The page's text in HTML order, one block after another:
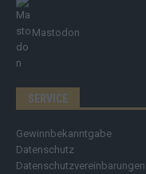
Mastodon
SERVICE
Gewinnbekanntgabe
Datenschutz
Datenschutzvereinbarungen